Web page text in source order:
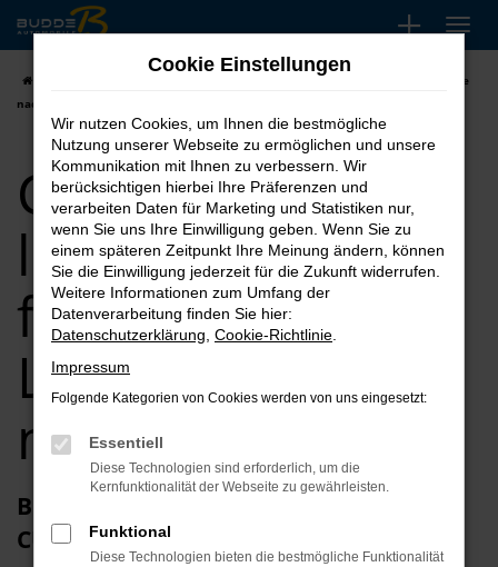
Zum
Hauptinhalt
springen
CUPRA kaufen, leasen finanzieren | Lieferservice
nach Bielefeld
CUPRA kaufen,
leasen
finanzieren |
Lieferservice
nach Bielefeld
Budde Automobile – perfekt für Ihren
CUPRA in Bielefeld
Cookie Einstellungen
Wir nutzen Cookies, um Ihnen die bestmögliche
Nutzung unserer Webseite zu ermöglichen und unsere
Kommunikation mit Ihnen zu verbessern. Wir
berücksichtigen hierbei Ihre Präferenzen und
verarbeiten Daten für Marketing und Statistiken nur,
wenn Sie uns Ihre Einwilligung geben. Wenn Sie zu
einem späteren Zeitpunkt Ihre Meinung ändern, können
Sie die Einwilligung jederzeit für die Zukunft widerrufen.
Weitere Informationen zum Umfang der
Datenverarbeitung finden Sie hier:
Datenschutzerklärung Cookie-Richtlinie
Impressum
Folgende Kategorien von Cookies werden von uns eingesetzt:
Essentiell
Diese Technologien sind erforderlich, um die
Kernfunktionalität der Webseite zu gewährleisten.
Funktional
Diese Technologien bieten die bestmögliche Funktionalität